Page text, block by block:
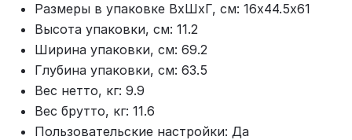
Размеры в упаковке ВхШхГ, см: 16х44.5х61
Высота упаковки, см: 11.2
Ширина упаковки, см: 69.2
Глубина упаковки, см: 63.5
Вес нетто, кг: 9.9
Вес брутто, кг: 11.6
Пользовательские настройки: Да